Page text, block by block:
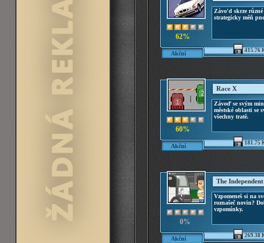
62%
Závo'd skrze
strategicky měň
Akční 415.76
60%
Race X
Závoď se svým
městské oblasti se
všechny tratě.
Akční 181.75
0%
The Independent
Vzpomeneš si na
roznašeč novin?
vzpomínky.
Akční 269.38